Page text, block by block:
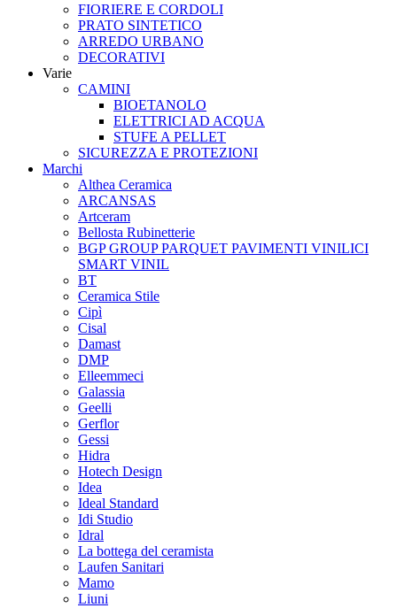
FIORIERE E CORDOLI
PRATO SINTETICO
ARREDO URBANO
DECORATIVI
Varie
CAMINI
BIOETANOLO
ELETTRICI AD ACQUA
STUFE A PELLET
SICUREZZA E PROTEZIONI
Marchi
Althea Ceramica
ARCANSAS
Artceram
Bellosta Rubinetterie
BGP GROUP PARQUET PAVIMENTI VINILICI
SMART VINIL
BT
Ceramica Stile
Cipì
Cisal
Damast
DMP
Elleemmeci
Galassia
Geelli
Gerflor
Gessi
Hidra
Hotech Design
Idea
Ideal Standard
Idi Studio
Idral
La bottega del ceramista
Laufen Sanitari
Mamo
Liuni